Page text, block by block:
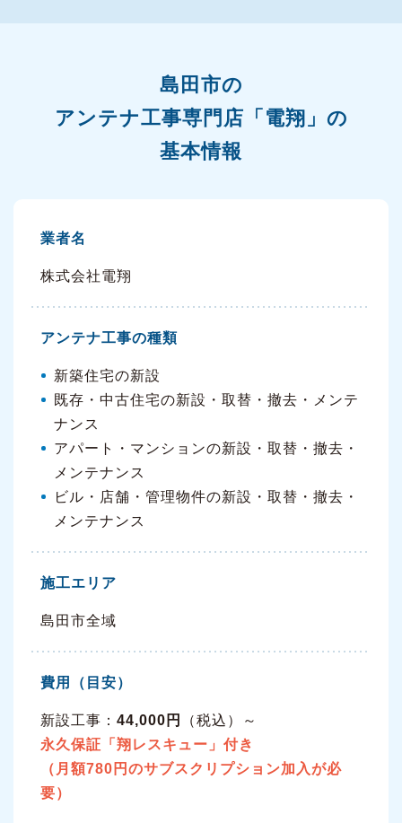
島田市の
アンテナ工事専門店「電翔」の
基本情報
業者名
株式会社電翔
アンテナ工事の種類
新築住宅の新設
既存・中古住宅の新設・取替・撤去・メンテ
ナンス
アパート・マンションの新設・取替・撤去・
メンテナンス
ビル・店舗・管理物件の新設・取替・撤去・
メンテナンス
施工エリア
島田市全域
費用（目安）
新設工事： 44,000円
（税込）～
永久保証「翔レスキュー」付き
（月額780円のサブスクリプション加入が必
要）